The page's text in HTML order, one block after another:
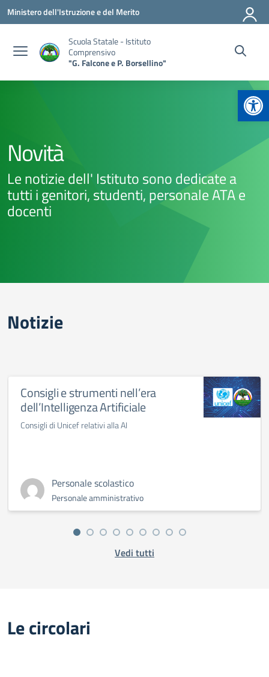
Vai ai contenuti
Vai al menu di navigazione
Vai al footer
Ministero dell'Istruzione e del Merito
Scuola Statale - Istituto
Comprensivo
"G. Falcone e P. Borsellino"
Novità
Le notizie dell' Istituto sono dedicate a
tutti i genitori, studenti, personale ATA e
docenti
Notizie
Consigli e strumenti nell’era
dell’Intelligenza Artificiale
Consigli di Unicef relativi alla AI
Personale scolastico
Personale amministrativo
Vedi tutti
Le circolari